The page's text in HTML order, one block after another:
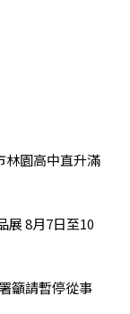
林園高中直升滿
展 8月7日至10
籲請暫停從事